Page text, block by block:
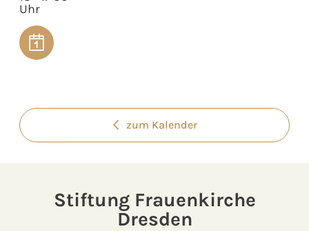
Uhr
zum Kalender
Stiftung Frauenkirche
Dresden